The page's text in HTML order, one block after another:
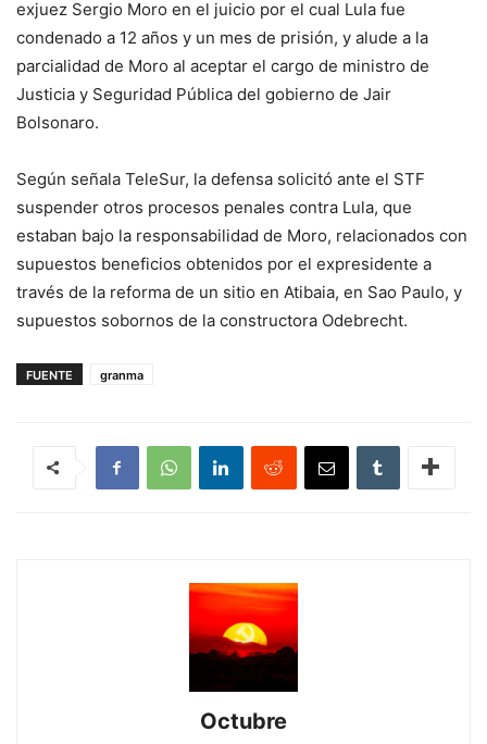
exjuez Sergio Moro en el juicio por el cual Lula fue
condenado a 12 años y un mes de prisión, y alude a la
parcialidad de Moro al aceptar el cargo de ministro de
Justicia y Seguridad Pública del gobierno de Jair
Bolsonaro.
Según señala TeleSur, la defensa solicitó ante el STF
suspender otros procesos penales contra Lula, que
estaban bajo la responsabilidad de Moro, relacionados con
supuestos beneficios obtenidos por el expresidente a
través de la reforma de un sitio en Atibaia, en Sao Paulo, y
supuestos sobornos de la constructora Odebrecht.
FUENTE granma
Octubre